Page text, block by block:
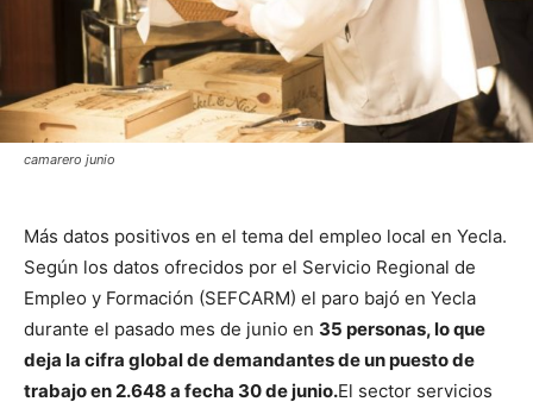
camarero junio
Más datos positivos en el tema del empleo local en Yecla.
Según los datos ofrecidos por el Servicio Regional de
Empleo y Formación (SEFCARM) el paro bajó en Yecla
durante el pasado mes de junio en 35 personas, lo que
deja la cifra global de demandantes de un puesto de
trabajo en 2.648 a fecha 30 de junio.El sector servicios